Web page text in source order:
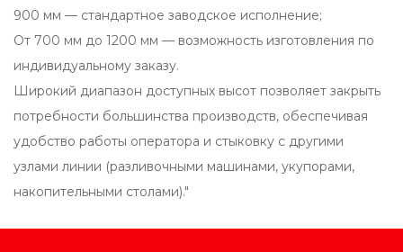
900 мм — стандартное заводское исполнение;
От 700 мм до 1200 мм — возможность изготовления по
индивидуальному заказу.
Широкий диапазон доступных высот позволяет закрыть
потребности большинства производств, обеспечивая
удобство работы оператора и стыковку с другими
узлами линии (разливочными машинами, укупорами,
накопительными столами)."